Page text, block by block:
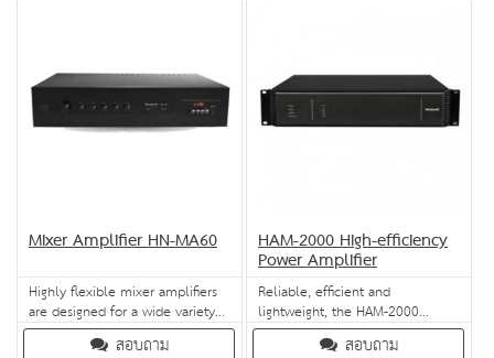
Mixer Amplifier HN-MA60
Highly flexible mixer amplifiers
are designed for a wide variety
of voice and background music
applications such as retail shops,
สอบถาม
HAM-2000 High-efficiency
Power Amplifier
Reliable, efficient and
lightweight, the HAM-2000
power amplifier provides
70V/100V audio signal
สอบถาม